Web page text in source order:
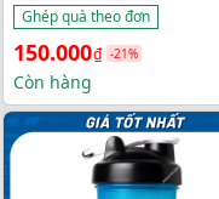
Ghép quà theo đơn
Giá
gốc
là:
190.000₫.
150.000₫
Giá
hiện
tại
là:
150.000₫.
-21%
Còn hàng